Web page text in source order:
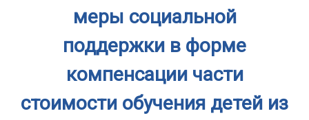
меры социальной
поддержки в форме
компенсации части
стоимости обучения детей из